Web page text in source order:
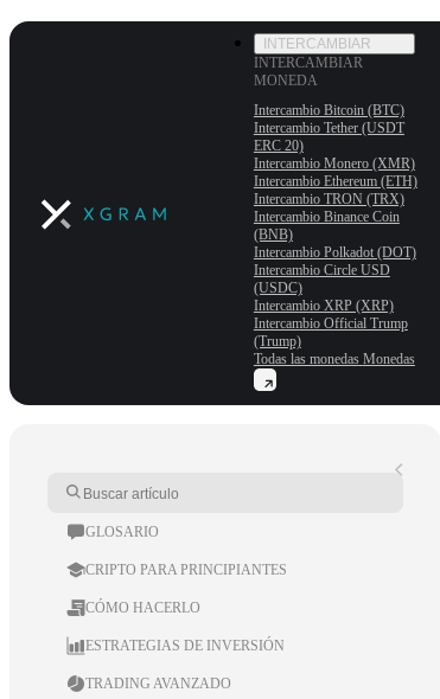
INTERCAMBIAR
INTERCAMBIAR
MONEDA
Intercambio Bitcoin (BTC)
Intercambio Tether (USDT
ERС 20)
Intercambio Monero (XMR)
Intercambio Ethereum (ETH)
Intercambio TRON (TRX)
Intercambio Binance Coin
(BNB)
Intercambio Polkadot (DOT)
Intercambio Circle USD
(USDC)
Intercambio XRP (XRP)
Intercambio Official Trump
(Trump)
Todas las monedas Monedas
GLOSARIO
CRIPTO PARA PRINCIPIANTES
CÓMO HACERLO
ESTRATEGIAS DE INVERSIÓN
TRADING AVANZADO